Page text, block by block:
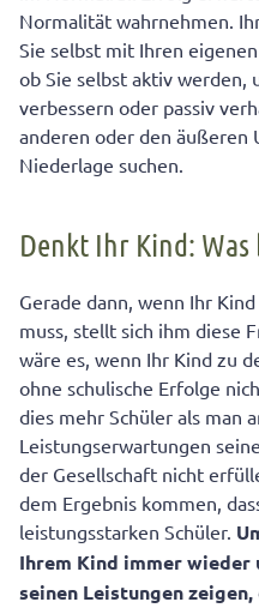
Normalität wahrnehmen.
Sie selbst mit Ihren
ob Sie selbst aktiv werden,
verbessern oder passiv
anderen oder den äußeren
Niederlage suchen.
Denkt Ihr Kind:
Gerade dann, wenn Ihr
muss, stellt sich ihm diese
wäre es, wenn Ihr Kind zu
ohne schulische Erfolge
dies mehr Schüler als man
Leistungserwartungen
der Gesellschaft nicht
dem Ergebnis kommen,
leistungsstarken Schüler.
Ihrem Kind immer wieder
seinen Leistungen